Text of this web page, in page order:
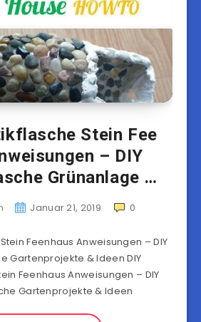
Stein Fee
– DIY
Grünanlage …
Januar 21, 2019 0
Feenhaus Anweisungen – DIY
Gartenprojekte & Ideen DIY
Feenhaus Anweisungen – DIY
Gartenprojekte & Ideen